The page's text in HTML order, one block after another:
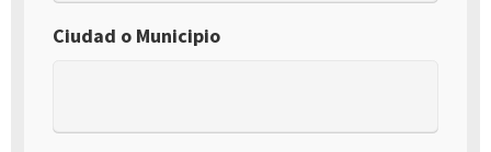
Ciudad o Municipio